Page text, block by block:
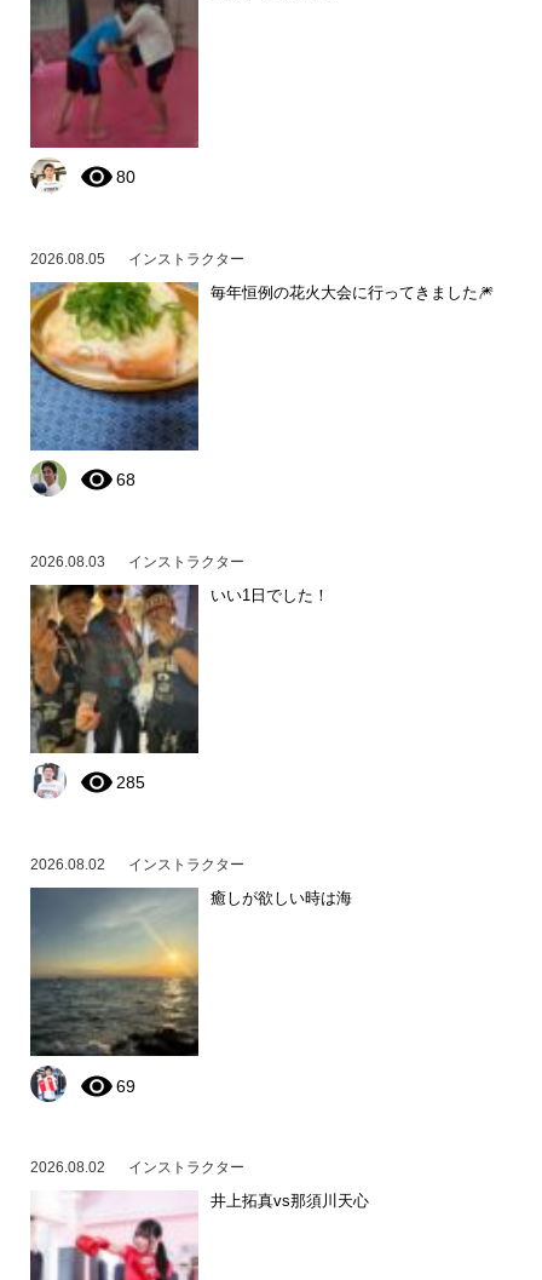
80
2026.08.05 インストラクター
毎年恒例の花火大会に行ってきました🎆
68
2026.08.03 インストラクター
いい1日でした！
285
2026.08.02 インストラクター
癒しが欲しい時は海
69
2026.08.02 インストラクター
井上拓真vs那須川天心